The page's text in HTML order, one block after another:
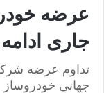
عرضه
جاری
تداوم عرضه
جهانی خودروساز